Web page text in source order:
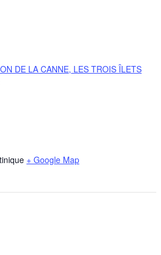
DE LA CANNE, LES TROIS ÎLETS
+ Google Map